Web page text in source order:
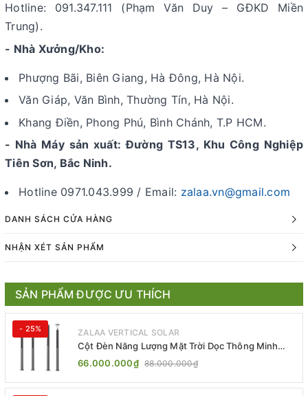
Hotline: 091.347.111 (Phạm Văn Duy – GĐKD Miền
Trung).
- Nhà Xưởng/Kho:
Phượng Bãi, Biên Giang, Hà Đông, Hà Nội.
Văn Giáp, Văn Bình, Thường Tín, Hà Nội.
Khang Điền, Phong Phú, Bình Chánh, T.P HCM.
- Nhà Máy sản xuất: Đường TS13, Khu Công Nghiệp
Tiên Sơn, Bắc Ninh.
Hotline 0971.043.999 / Email: zalaa.vn@gmail.com
DANH SÁCH CỬA HÀNG
NHẬN XÉT SẢN PHẨM
SẢN PHẨM ĐƯỢC ƯU THÍCH
- 25% ZALAA VERTICAL SOLAR
Cột Đèn Năng Lượng Mặt Trời Dọc Thông Minh
ZSR-YYDS-360 | ZALAA Jsc
66.000.000₫ 88.000.000₫